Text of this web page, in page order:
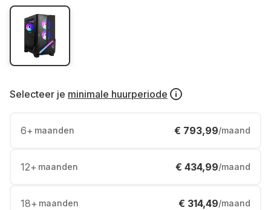
Selecteer je minimale huurperiode
6+ maanden € 793,99/maand
12+ maanden € 434,99/maand
18+ maanden € 314,49/maand